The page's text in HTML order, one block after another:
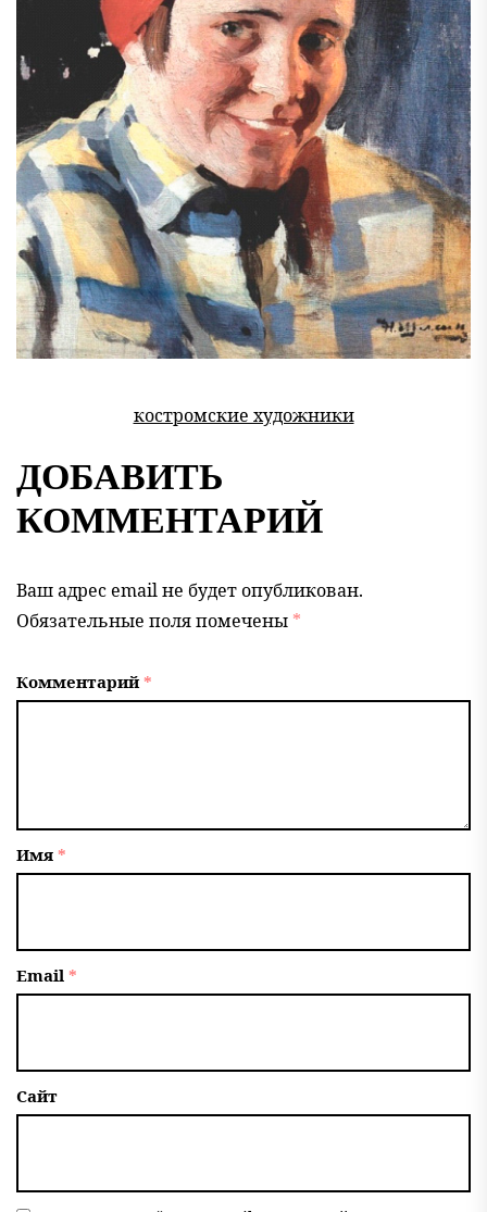
костромские художники
ДОБАВИТЬ
КОММЕНТАРИЙ
Ваш адрес email не будет опубликован.
Обязательные поля помечены *
Комментарий*
Имя *
Email *
Сайт